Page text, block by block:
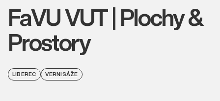
FaVU VUT | Plochy &
Prostory
LIBEREC VERNISÁŽE